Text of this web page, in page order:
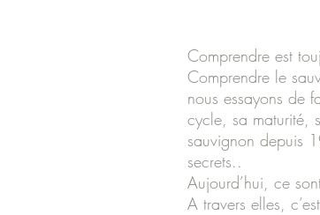
Comprendre est
Comprendre le
nous essayons de
cycle, sa maturité,
sauvignon depuis
secrets..
Aujourd’hui, ce
A travers elles,